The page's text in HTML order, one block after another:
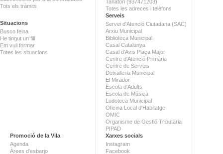
Tots els tràmits
Situacions
Busco feina
He tingut un fill
Em vull formar
Totes les situacions
Tanatori (937471203)
Totes les adreces i telèfons
Serveis
Servei d'Atenció Ciutadana (SAC)
Arxiu Municipal
Biblioteca Municipal
Casal Catalunya
Casal d'Avis Plaça Major
Centre d'Atenció Primària
Centre de Serveis
Deixalleria Municipal
El Mirador
Escola d'Adults
Escola de Música
Ludoteca Municipal
Oficina Local d'Habitatge
OMIC
Organisme de Gestió Tributària
PIPAD
Promoció de la Vila
Agenda
Àrees d'esbarjo
Xarxes socials
Instagram
Facebook